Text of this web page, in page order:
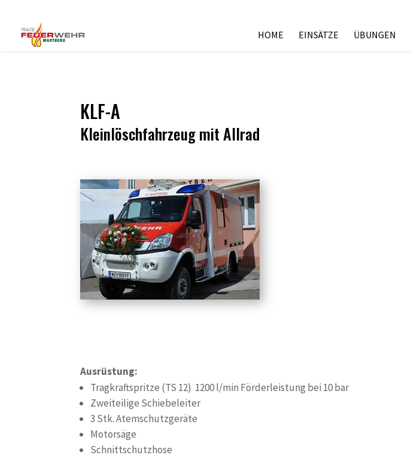
HOME EINSÄTZE ÜBUNGEN
KLF-A
Kleinlöschfahrzeug mit Allrad
Ausrüstung:
Tragkraftspritze (TS 12) 1200 l/min Förderleistung bei 10 bar
Zweiteilige Schiebeleiter
3 Stk. Atemschutzgeräte
Motorsäge
Schnittschutzhose